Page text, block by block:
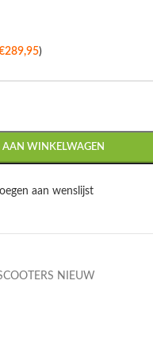
289,95)
AAN WINKELWAGEN
aan wenslijst
NIEUW